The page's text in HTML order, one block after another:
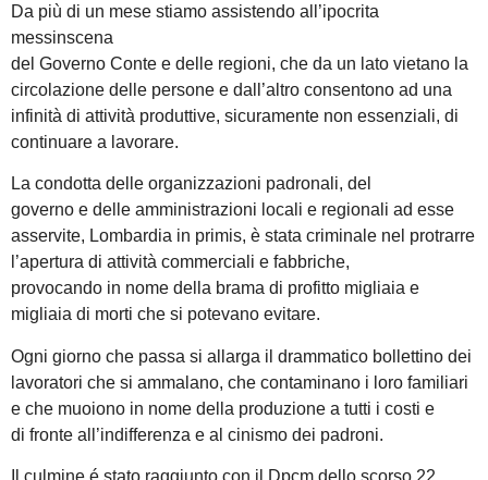
Da più di un mese stiamo assistendo all’ipocrita
messinscena
del Governo Conte e delle regioni, che da un lato vietano la
circolazione delle persone e dall’altro consentono ad una
infinità di attività produttive, sicuramente non essenziali, di
continuare a lavorare.
La condotta delle organizzazioni padronali, del
governo e delle amministrazioni locali e regionali ad esse
asservite, Lombardia in primis, è stata criminale nel protrarre
l’apertura di attività commerciali e fabbriche,
provocando in nome della brama di profitto migliaia e
migliaia di morti che si potevano evitare.
Ogni giorno che passa si allarga il drammatico bollettino dei
lavoratori che si ammalano, che contaminano i loro familiari
e che muoiono in nome della produzione a tutti i costi e
di fronte all’indifferenza e al cinismo dei padroni.